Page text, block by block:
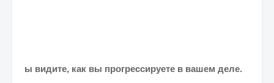
ы видите, как вы прогрессируете в вашем деле.